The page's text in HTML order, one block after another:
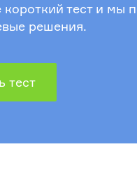
короткий тест и мы
решения.
тест